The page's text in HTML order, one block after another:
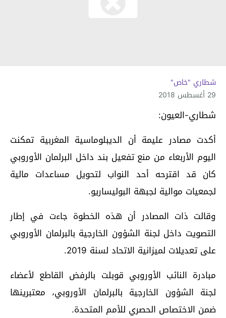
شطاري "خاص"
29 أغسطس 2018
شطاري-العيون:
أكدت مصادر عليمة أن الديبلوماسية المغربية تمكنت
اليوم الأربعاء من منع تفعيل بند داخل البرلمان الأوروبي
كان قد اقترحه أحد النواب لتحويل مساعدات مالية
لجمعيات موالية لجبهة البوليساريو.
وقالت ذات المصادر أن هذه الخطوة جاءت في إطار
التصويت داخل لجنة الشؤون الخارجية بالبرلمان الأوروبي
على تعديلات لميزانية الاتحاد لسنة 2019.
مبادرة النائب الأوروبي قوبلت بالرفض القاطع لأعضاء
لجنة الشؤون الخارجية بالبرلمان الأوروبي، معتبرينها
ضمن الاختصاص الحصري للأمم المتحدة.